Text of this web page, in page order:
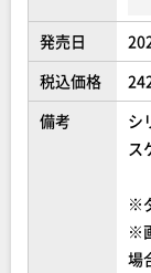
発売日
税込価格
備考
シ
ス
※
※
場